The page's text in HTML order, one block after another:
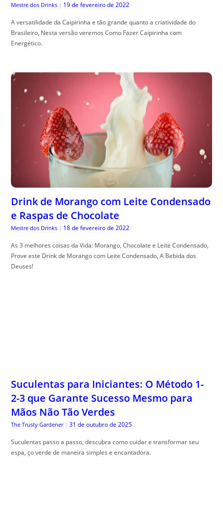
Mestre dos Drinks | 19 de fevereiro de 2022
A versatilidade da Caipirinha e tão grande quanto a criatividade do
Brasileiro, Nesta versão veremos Como Fazer Caipirinha com
Energético.
Drink de Morango com Leite Condensado
e Raspas de Chocolate
Mestre dos Drinks | 18 de fevereiro de 2022
As 3 melhores coisas da Vida: Morango, Chocolate e Leite Condensado,
Prove este Drink de Morango com Leite Condensado, A Bebida dos
Deuses!
Suculentas para Iniciantes: O Método 1-
2-3 que Garante Sucesso Mesmo para
Mãos Não Tão Verdes
The Trusty Gardener | 31 de outubro de 2025
Suculentas passo a passo, descubra como cuidar e transformar seu
espa, ço verde de maneira simples e encantadora.